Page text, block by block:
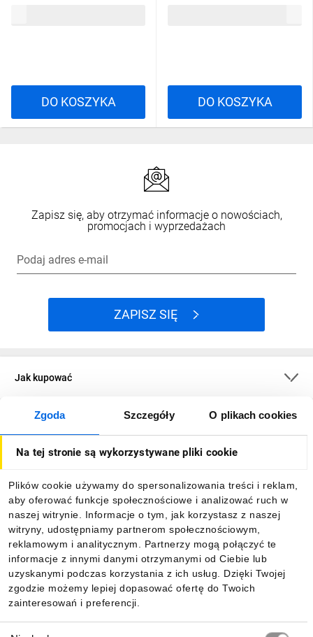
Zgoda Szczegóły O plikach cookies
Na tej stronie są wykorzystywane pliki cookie
Plików cookie używamy do spersonalizowania treści i reklam,
aby oferować funkcje społecznościowe i analizować ruch w
naszej witrynie. Informacje o tym, jak korzystasz z naszej
witryny, udostępniamy partnerom społecznościowym,
reklamowym i analitycznym. Partnerzy mogą połączyć te
informacje z innymi danymi otrzymanymi od Ciebie lub
uzyskanymi podczas korzystania z ich usług. Dzięki Twojej
zgodzie możemy lepiej dopasować ofertę do Twoich
zainteresowań i preferencji.
DO KOSZYKA DO KOSZYKA
Zapisz się, aby otrzymać informacje o nowościach,
promocjach i wyprzedażach
Podaj adres e-mail
ZAPISZ SIĘ
Jak kupować
O firmie
Informacje
Pobierz naszą aplikację mobilną: